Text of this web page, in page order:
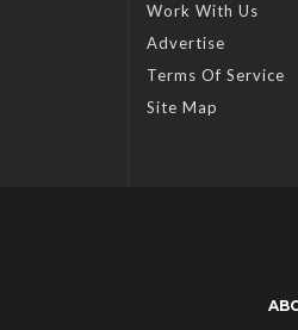
Work With Us
Advertise
Terms Of Service
Site Map